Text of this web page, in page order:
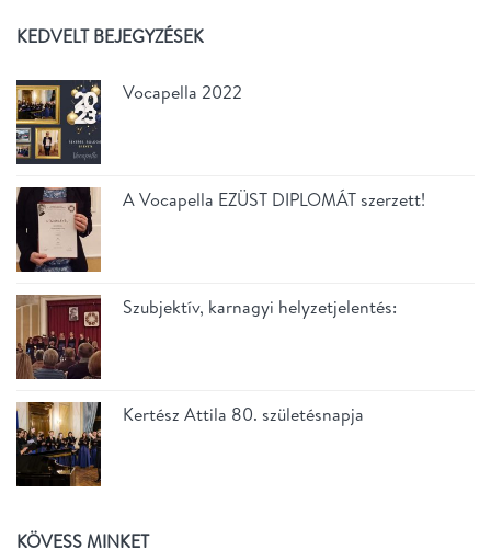
KEDVELT BEJEGYZÉSEK
Vocapella 2022
A Vocapella EZÜST DIPLOMÁT szerzett!
Szubjektív, karnagyi helyzetjelentés:
Kertész Attila 80. születésnapja
KÖVESS MINKET